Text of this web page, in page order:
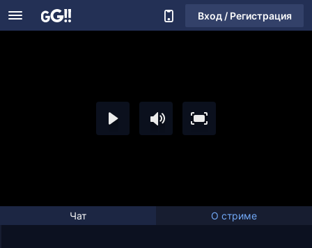
Вход / Регистрация
Чат О стриме